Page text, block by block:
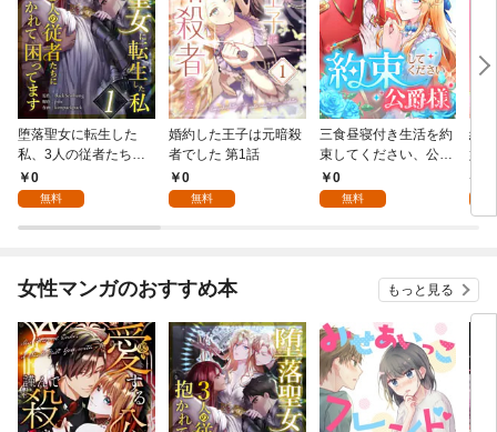
堕落聖女に転生した
私、3人の従者たちに
抱かれて困ってます 第
1話
0
無料
婚約した王子は元暗殺
者でした 第1話
0
無料
三食昼寝付き生活を約
束してください、公爵
様 1話
0
無料
絶
嬢
行
女性マンガのおすすめ本 もっと見る